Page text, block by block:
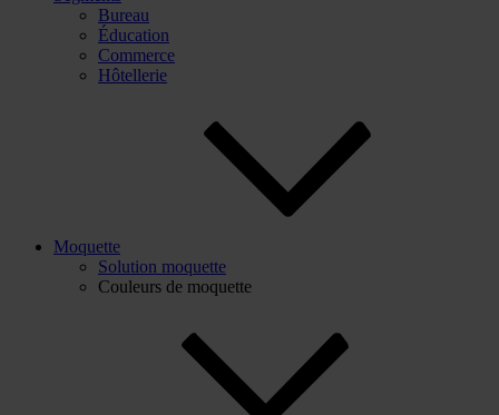
Bureau
Éducation
Commerce
Hôtellerie
Moquette
Solution moquette
Couleurs de moquette